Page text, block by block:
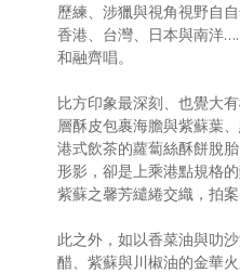
歷練、涉獵與視角視野自
香港、台灣、日本與南洋
和融齊唱。
比方印象最深刻、也覺大
層酥皮包裹海膽與紫蘇葉
港式飲茶的蘿蔔絲酥餅脫
形影，卻是上乘港點規格
紫蘇之馨芳繾綣交織，拍案
此之外，如以香菜油與叻
醋、紫蘇與川椒油的金華